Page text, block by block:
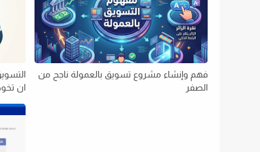
فهم وإنشاء مشروع تسويق بالعمولة ناجح من
الصفر
ان